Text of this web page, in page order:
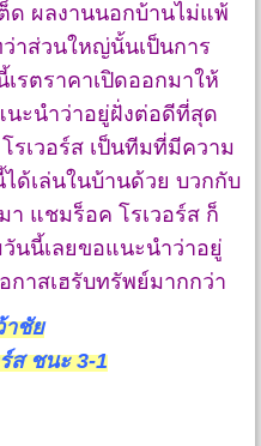
ด ผลงานนอกบ้านไม่แพ้
าส่วนใหญ่นั้นเป็นการ
รตราคาเปิดออกมาให้
นะนำว่าอยู่ฝั่งต่อดีที่สุด
รเวอร์ส เป็นทีมที่มีความ
ด้เล่นในบ้านด้วย บวกกับ
า แชมร็อค โรเวอร์ส ก็
นนี้เลยขอแนะนำว่าอยู่
าสเฮรับทรัพย์มากกว่า
าชัย
ส ชนะ 3-1